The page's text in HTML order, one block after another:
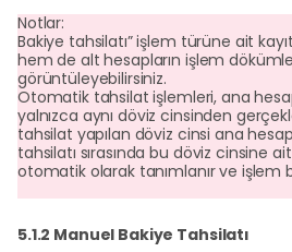
Notlar:
Bakiye tahsilatı” işlem türüne ait
hem de alt hesapların işlem
görüntüleyebilirsiniz.
Otomatik tahsilat işlemleri, ana
yalnızca aynı döviz cinsinden
tahsilat yapılan döviz cinsi ana
tahsilatı sırasında bu döviz cinsine
otomatik olarak tanımlanır ve işlem
5.1.2 Manuel Bakiye Tahsilatı